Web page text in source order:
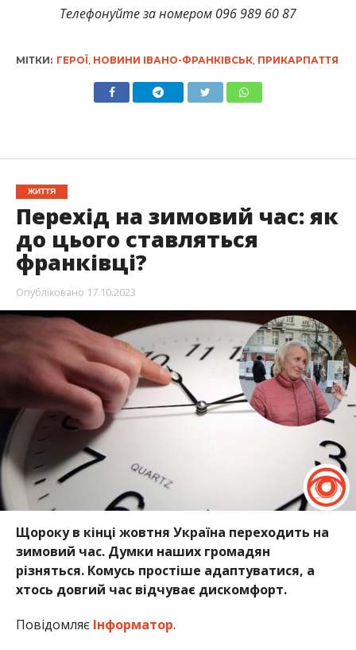
Телефонуйте за номером 096 989 60 87
МІТКИ: ГЕРОЇ, НОВИНИ ІВАНО-ФРАНКІВСЬК, ПРИКАРПАТТЯ
ЖИТТЯ
Перехід на зимовий час: як
до цього ставляться
франківці?
Опубліковано 17.10.2023
Щороку в кінці жовтня Україна переходить на
зимовий час. Думки наших громадян
різняться. Комусь простіше адаптуватися, а
хтось довгий час відчуває дискомфорт.
ПовідомляєІнформатор.